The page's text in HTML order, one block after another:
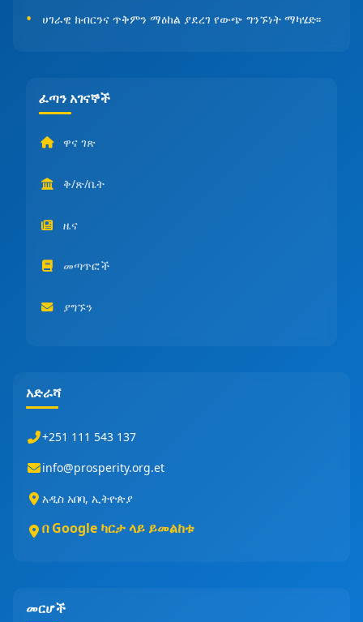
ሀገራዊ ክብርንና ጥቅምን ማዕከል ያደረገ የውጭ ግንኙነት ማካሄድ፡፡
ፈጣን አገናኞች
ዋና ገጽ
ቅ/ጽ/ቤት
ዜና
መጣጥፎች
ያግኙን
አድራሻ
+251 111 543 137
info@prosperity.org.et
አዲስ አበባ, ኢትዮጵያ
በ Google ካርታ ላይ ይመልከቱ
መርሆች